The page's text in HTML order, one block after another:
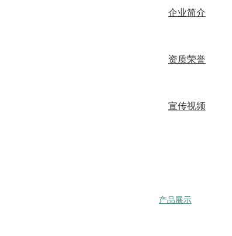
企业简介
资质荣誉
宣传视频
产品展示